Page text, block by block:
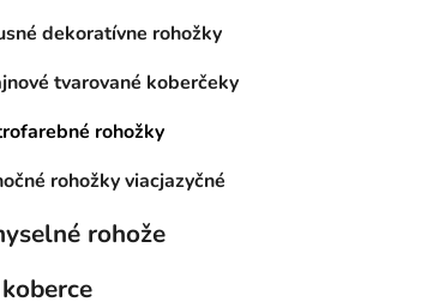
dekoratívne rohožky
tvarované koberčeky
rohožky
rohožky viacjazyčné
rohože